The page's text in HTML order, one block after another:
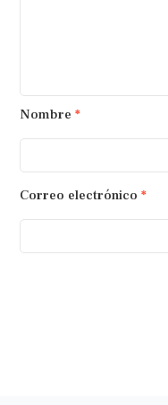
Nombre *
Correo electrónico *